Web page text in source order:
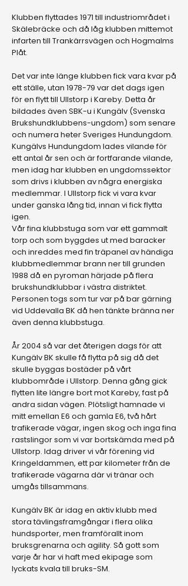
Klubben flyttades 1971 till industriområdet i
Skälebräcke och då låg klubben mittemot
infarten till Trankärrsvägen och Hogmalms
Plåt.
Det var inte länge klubben fick vara kvar på
ett ställe, utan 1978-79 var det dags igen
för en flytt till Ullstorp i Kareby. Detta år
bildades även SBK-u i Kungälv (Svenska
Brukshundklubbens-ungdom) som senare
och numera heter Sveriges Hundungdom.
Kungälvs Hundungdom lades vilande för
ett antal år sen och är fortfarande vilande,
men idag har klubben en ungdomssektor
som drivs i klubben av några energiska
medlemmar. I Ullstorp fick vi vara kvar
under ganska lång tid, innan vi fick flytta
igen.
Vår fina klubbstuga som var ett gammalt
torp och som byggdes ut med baracker
och inreddes med fin träpanel av händiga
klubbmedlemmar brann ner till grunden
1988 då en pyroman härjade på flera
brukshundklubbar i västra distriktet.
Personen togs som tur var på bar gärning
vid Uddevalla BK då hen tänkte bränna ner
även denna klubbstuga.
År 2004 så var det återigen dags för att
Kungälv BK skulle få flytta på sig då det
skulle byggas bostäder på vårt
klubbområde i Ullstorp. Denna gång gick
flytten lite längre bort mot Kareby, fast på
andra sidan vägen.​ Plötsligt hamnade vi
mitt emellan E6 och gamla E6, två hårt
trafikerade vägar, ingen skog och inga fina
rastslingor som vi var bortskämda med på
Ullstorp. Idag driver vi vår förening vid
Kringeldammen, ett par kilometer från de
trafikerade vägarna där vi tränar och
umgås tillsammans.
Kungälv BK är idag en aktiv klubb med
stora tävlingsframgångar i flera olika
hundsporter, men framförallt inom
bruksgrenarna och agility. Så gott som
varje år har vi haft med ekipage som
lyckats kvala till bruks-SM.